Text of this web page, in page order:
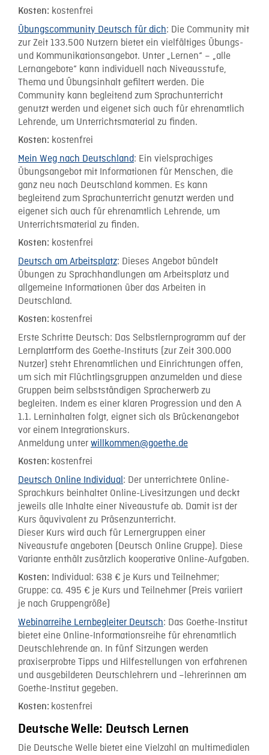
Kosten: kostenfrei
Übungscommunity Deutsch für dich: Die Community mit
zur Zeit 133.500 Nutzern bietet ein vielfältiges Übungs-
und Kommunikationsangebot. Unter „Lernen“ – „alle
Lernangebote“ kann individuell nach Niveausstufe,
Thema und Übungsinhalt gefiltert werden. Die
Community kann begleitend zum Sprachunterricht
genutzt werden und eigenet sich auch für ehrenamtlich
Lehrende, um Unterrichtsmaterial zu finden.
Kosten: kostenfrei
Mein Weg nach Deutschland: Ein vielsprachiges
Übungsangebot mit Informationen für Menschen, die
ganz neu nach Deutschland kommen. Es kann
begleitend zum Sprachunterricht genutzt werden und
eigenet sich auch für ehrenamtlich Lehrende, um
Unterrichtsmaterial zu finden.
Kosten: kostenfrei
Deutsch am Arbeitsplatz: Dieses Angebot bündelt
Übungen zu Sprachhandlungen am Arbeitsplatz und
allgemeine Informationen über das Arbeiten in
Deutschland.
Kosten: kostenfrei
Erste Schritte Deutsch: Das Selbstlernprogramm auf der
Lernplattform des Goethe-Instituts (zur Zeit 300.000
Nutzer) steht Ehrenamtlichen und Einrichtungen offen,
um sich mit Flüchtlingsgruppen anzumelden und diese
Gruppen beim selbstständigen Spracherwerb zu
begleiten. Indem es einer klaren Progression und den A
1.1. Lerninhalten folgt, eignet sich als Brückenangebot
vor einem Integrationskurs.
Anmeldung unter willkommen@goethe.de
Kosten: kostenfrei
Deutsch Online Individual: Der unterrichtete Online-
Sprachkurs beinhaltet Online-Livesitzungen und deckt
jeweils alle Inhalte einer Niveaustufe ab. Damit ist der
Kurs äquvivalent zu Präsenzunterricht.
Dieser Kurs wird auch für Lernergruppen einer
Niveaustufe angeboten (Deutsch Online Gruppe). Diese
Variante enthält zusätzlich kooperative Online-Aufgaben.
Kosten: Individual: 638 € je Kurs und Teilnehmer;
Gruppe: ca. 495 € je Kurs und Teilnehmer (Preis variiert
je nach Gruppengröße)
Webinarreihe Lernbegleiter Deutsch: Das Goethe-Institut
bietet eine Online-Informationsreihe für ehrenamtlich
Deutschlehrende an. In fünf Sitzungen werden
praxiserprobte Tipps und Hilfestellungen von erfahrenen
und ausgebildeten Deutschlehrern und –lehrerinnen am
Goethe-Institut gegeben.
Kosten: kostenfrei
Deutsche Welle: Deutsch Lernen
Die Deutsche Welle bietet eine Vielzahl an multimedialen